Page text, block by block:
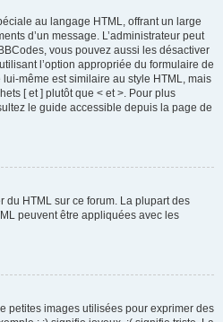
au langage HTML, offrant un large
d’un message. L’administrateur peut
vous pouvez aussi les désactiver
l’option appropriée du formulaire de
même est similaire au style HTML, mais
[ et ] plutôt que < et >. Pour plus
le guide accessible depuis la page de
du HTML sur ce forum. La plupart des
peuvent être appliquées avec les
petites images utilisées pour exprimer des